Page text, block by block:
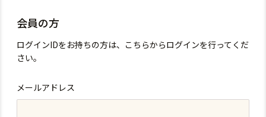
会員の方
ログインIDをお持ちの方は、こちらからログインを行ってくだ
さい。
メールアドレス